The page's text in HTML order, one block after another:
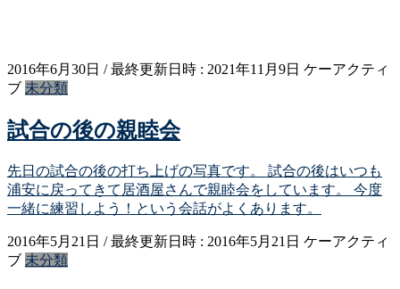
2016年6月30日 / 最終更新日時 : 2021年11月9日 ケーアクティ
ブ 未分類
試合の後の親睦会
先日の試合の後の打ち上げの写真です。 試合の後はいつも
浦安に戻ってきて居酒屋さんで親睦会をしています。 今度
一緒に練習しよう！という会話がよくあります。
2016年5月21日 / 最終更新日時 : 2016年5月21日 ケーアクティ
ブ 未分類